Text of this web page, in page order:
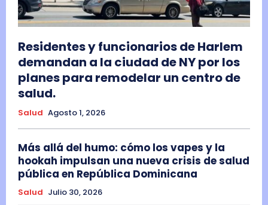
Residentes y funcionarios de Harlem
demandan a la ciudad de NY por los
planes para remodelar un centro de
salud.
Salud Agosto 1, 2026
Más allá del humo: cómo los vapes y la
hookah impulsan una nueva crisis de salud
pública en República Dominicana
Salud Julio 30, 2026